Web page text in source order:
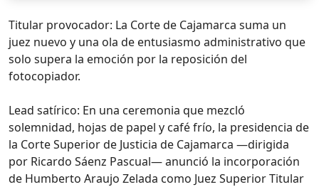
Titular provocador: La Corte de Cajamarca suma un
juez nuevo y una ola de entusiasmo administrativo que
solo supera la emoción por la reposición del
fotocopiador.
Lead satírico: En una ceremonia que mezcló
solemnidad, hojas de papel y café frío, la presidencia de
la Corte Superior de Justicia de Cajamarca —dirigida
por Ricardo Sáenz Pascual— anunció la incorporación
de Humberto Araujo Zelada como Juez Superior Titular